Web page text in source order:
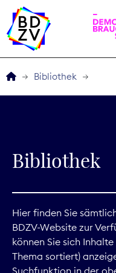
Service
Bibliothek
Bibliothek
Hier finden Sie
BDZV-Website zur
können Sie sich
Thema sortiert)
Suchfunktion in der